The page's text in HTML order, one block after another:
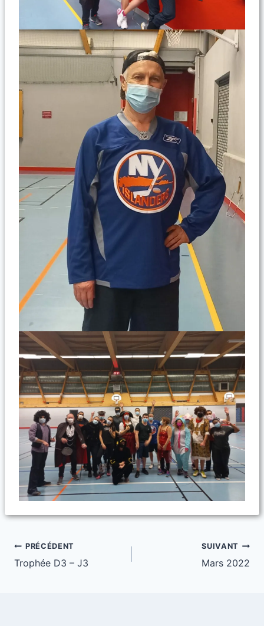
Navigation
de
PRÉCÉDENT
Trophée D3 – J3
SUIVANT
Mars 2022